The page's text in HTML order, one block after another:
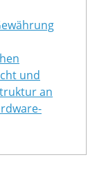
und
an